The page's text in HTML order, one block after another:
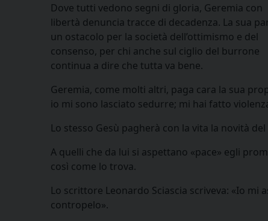
Dove tutti vedono segni di gloria, Geremia con
libertà denuncia tracce di decadenza. La sua
un ostacolo per la società dell’ottimismo e del
consenso, per chi anche sul ciglio del burrone
continua a dire che tutta va bene.
Geremia, come molti altri, paga cara la sua
io mi sono lasciato sedurre; mi hai fatto
Lo stesso Gesù pagherà con la vita la novità
A quelli che da lui si aspettano «pace» egli
così come lo trova.
Lo scrittore Leonardo Sciascia scriveva: «Io
contropelo».